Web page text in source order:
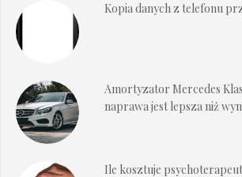
Kopia danych z telefonu
Amortyzator Mercedes
naprawa jest lepsza niż
Ile kosztuje